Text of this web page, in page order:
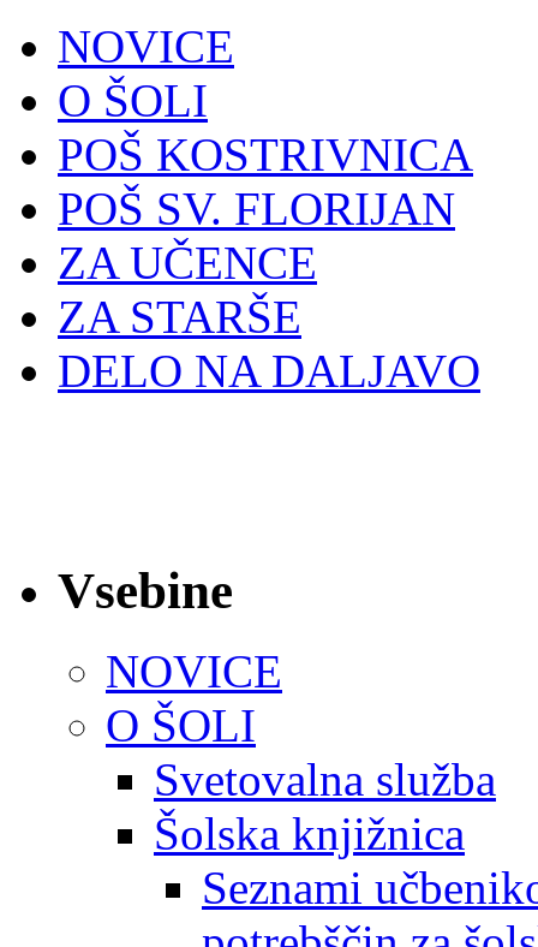
NOVICE
O ŠOLI
POŠ KOSTRIVNICA
POŠ SV. FLORIJAN
ZA UČENCE
ZA STARŠE
DELO NA DALJAVO
Vsebine
NOVICE
O ŠOLI
Svetovalna služba
Šolska knjižnica
Seznami